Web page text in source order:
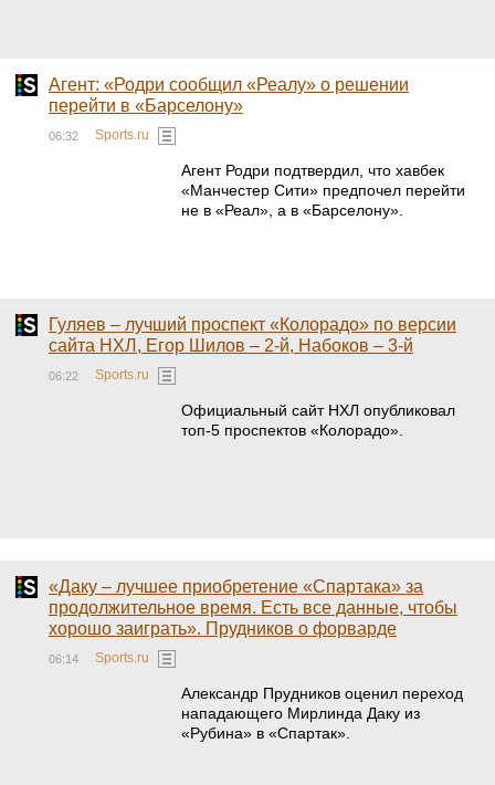
Агент: «Родри сообщил «Реалу» о решении
перейти в «Барселону»
06:32 Sports.ru
Агент Родри подтвердил, что хавбек
«Манчестер Сити» предпочел перейти
не в «Реал», а в «Барселону».
Гуляев – лучший проспект «Колорадо» по версии
сайта НХЛ, Егор Шилов – 2-й, Набоков – 3-й
06:22 Sports.ru
Официальный сайт НХЛ опубликовал
топ-5 проспектов «Колорадо».
«Даку – лучшее приобретение «Спартака» за
продолжительное время. Есть все данные, чтобы
хорошо заиграть». Прудников о форварде
06:14 Sports.ru
Александр Прудников оценил переход
нападающего Мирлинда Даку из
«Рубина» в «Спартак».